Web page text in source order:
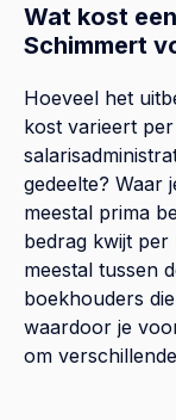
Wat kost
Schimmert
Hoeveel het
kost varieert
gedeelte? Waar
meestal prima
bedrag kwijt
meestal tussen
boekhouders
waardoor je
om